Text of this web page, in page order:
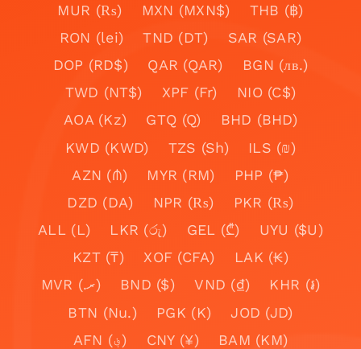
MUR (₨)
MXN (MXN$)
THB (฿)
RON (lei)
TND (DT)
SAR (SAR)
DOP (RD$)
QAR (QAR)
BGN (лв.)
TWD (NT$)
XPF (Fr)
NIO (C$)
AOA (Kz)
GTQ (Q)
BHD (BHD)
KWD (KWD)
TZS (Sh)
ILS (₪)
AZN (₼)
MYR (RM)
PHP (₱)
DZD (DA)
NPR (₨)
PKR (₨)
ALL (L)
LKR (රු) GEL (₾)
UYU ($U)
KZT (₸)
XOF (CFA)
LAK (₭)
MVR (.ރ)
BND ($) VND (₫)
KHR (៛)
BTN (Nu.)
PGK (K)
JOD (JD)
AFN (؋)
CNY (¥)
BAM (KM)